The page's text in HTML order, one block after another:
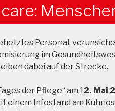
Personal,
im
dabei auf der Strecke.
der Pflege“ am 12. Mai
einem Infostand am